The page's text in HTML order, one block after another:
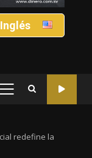
PRIMARY
redefine la